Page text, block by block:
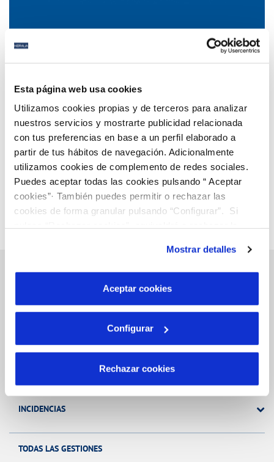
Esta página web usa cookies
Utilizamos cookies propias y de terceros para analizar
nuestros servicios y mostrarte publicidad relacionada
con tus preferencias en base a un perfil elaborado a
partir de tus hábitos de navegación. Adicionalmente
utilizamos cookies de complemento de redes sociales.
Puedes aceptar todas las cookies pulsando “ Aceptar
cookies”· También puedes permitir o rechazar las
cookies de forma granular pulsando “Configurar”. Si
son indispensables para que el sitio web funcione y que
por tanto no se pueden desactivar. Puedes consultar
más información en nuestraPolítica de Cookies
Mostrar detalles
Aceptar cookies
Configurar
Rechazar cookies
Restricciones nocturnas de abastecimiento de
Página 42 de 112
Anterior Siguiente
Gestiones Online
FACTURAS, PAGOS Y CONSUMOS
MODIFICACIÓN DE DATOS
INCIDENCIAS
TODAS LAS GESTIONES